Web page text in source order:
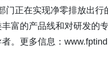
门正在实现净零排放出
富的产品线和对研发的
。更多信息：